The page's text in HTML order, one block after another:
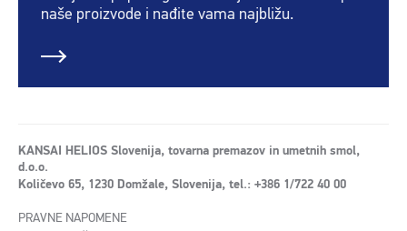
naše proizvode i nađite vama najbližu.
KANSAI HELIOS Slovenija, tovarna premazov in umetnih smol,
d.o.o.
Količevo 65, 1230 Domžale, Slovenija, tel.: +386 1/722 40 00
PRAVNE NAPOMENE